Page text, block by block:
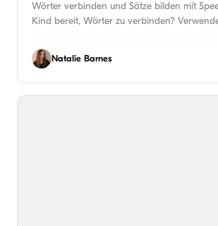
Wörter verbinden und Sätze bilden mit
Kind bereit, Wörter zu verbinden?
Natalie Barnes